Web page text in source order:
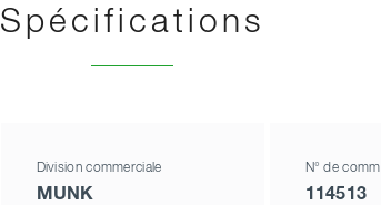
Spécifications
Division commerciale
MUNK
N° de
114513